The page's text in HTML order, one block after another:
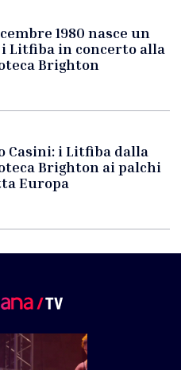
1980 nasce un
Litfiba in concerto alla
Brighton
Casini: i Litfiba dalla
Brighton ai palchi
Europa